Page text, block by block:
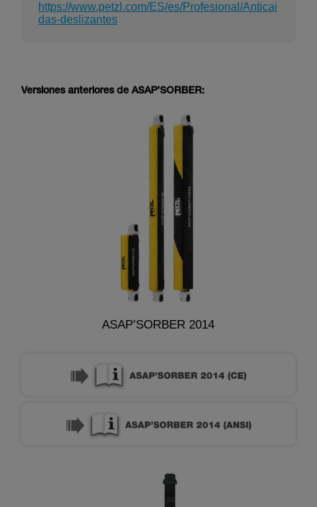
https://www.petzl.com/ES/es/Profesional/Anticai
das-deslizantes
Versiones anteriores de ASAP’SORBER:
ASAP’SORBER 2014